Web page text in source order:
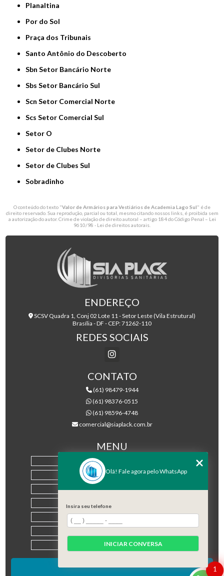
Planaltina
Por do Sol
Praça dos Tribunais
Santo Antônio do Descoberto
Sbn Setor Bancário Norte
Sbs Setor Bancário Sul
Scn Setor Comercial Norte
Scs Setor Comercial Sul
Setor O
Setor de Clubes Norte
Setor de Clubes Sul
Sobradinho
O conteúdo do texto "Valor de Armários para Vestiários de Academia Lago Sul" é de
direito reservado. Sua reprodução, parcial ou total, mesmo citando nossos links, é proibida sem
a autorização do autor. Crime de violação de direito autoral – artigo 184 do Código Penal – Lei
9610/98 - Lei de direitos autorais
ENDEREÇO
SCSV Quadra 1, Conj 02 Lote 11 - Setor Leste (Vila Estrutural)
Brasília - DF - CEP: 71262-110
REDES SOCIAIS
CONTATO
(61) 98479-1944
(61) 98376-0515
(61) 98596-4748
comercial@siaplack.com.br
MENU
EMPRESA
PRODUTOS
CONTATO
MAPA DO SITE
1
Olá! Fale agora pelo WhatsApp
Insira seu telefone
INICIAR CONVERSA